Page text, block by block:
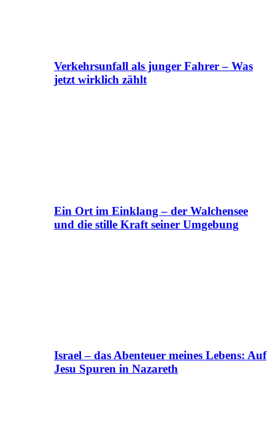
Verkehrsunfall als junger Fahrer – Was
jetzt wirklich zählt
Ein Ort im Einklang – der Walchensee
und die stille Kraft seiner Umgebung
Israel – das Abenteuer meines Lebens: Auf
Jesu Spuren in Nazareth